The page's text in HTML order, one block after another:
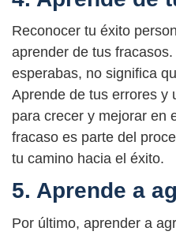
Reconocer tu éxito
aprender de tus
esperabas, no significa
Aprende de tus errores y
para crecer y mejorar en
fracaso es parte del
tu camino hacia el éxito.
5. Aprende a
Por último, aprender a